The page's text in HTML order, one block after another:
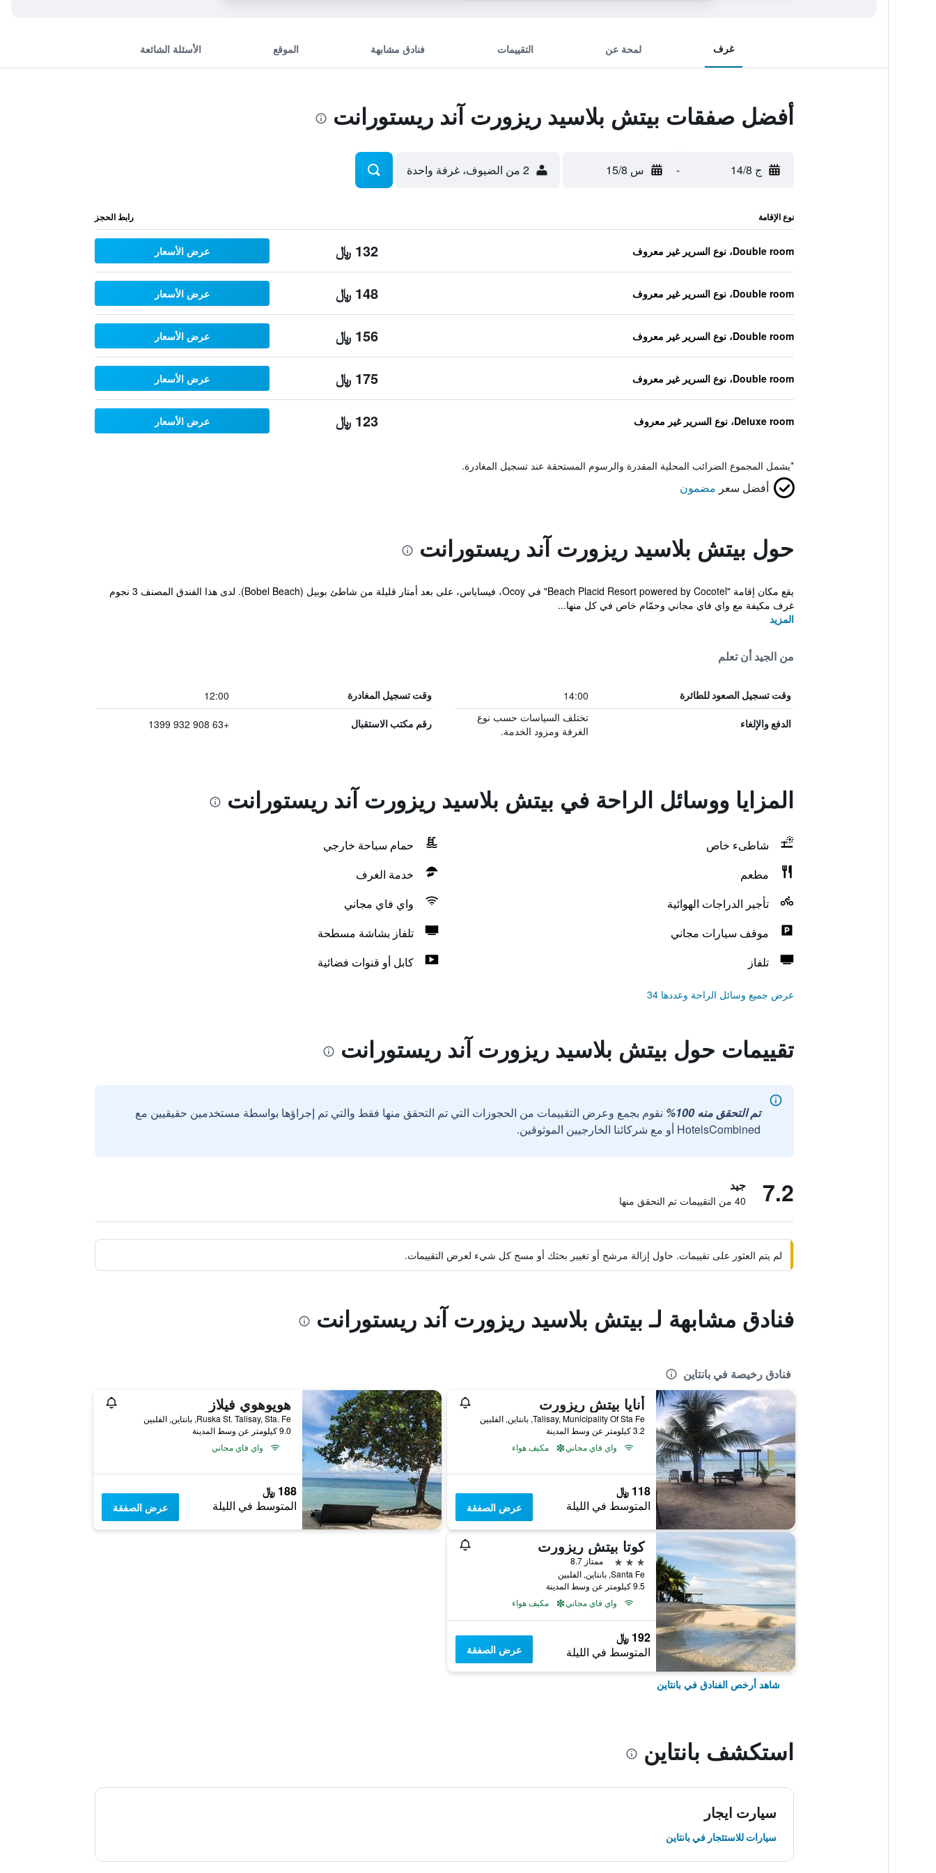
غرف لمحة عن التقييمات فنادق مشابهة الموقع الأسئلة الشائعة
أفضل صفقات بيتش بلاسيد ريزورت آند ريستورانت
ج 14/8 - س 15/8 2 من الضيوف، غرفة واحدة
نوع الإقامة رابط الحجز
Double room، نوع السرير غير معروف 132 ﷼ عرض الأسعار
Double room، نوع السرير غير معروف 148 ﷼ عرض الأسعار
Double room، نوع السرير غير معروف 156 ﷼ عرض الأسعار
Double room، نوع السرير غير معروف 175 ﷼ عرض الأسعار
Deluxe room، نوع السرير غير معروف 123 ﷼ عرض الأسعار
*يشمل المجموع الضرائب المحلية المقدرة والرسوم المستحقة عند تسجيل المغادرة.
أفضل سعر مضمون
حول بيتش بلاسيد ريزورت آند ريستورانت
يقع مكان إقامة "Beach Placid Resort powered by Cocotel" في Ocoy، فيساياس، على بعد أمتار قليلة من شاطئ بوبيل (Bobel Beach). لدى هذا الفندق المصنف 3 نجوم
غرف مكيفة مع واي فاي مجاني وحمّام خاص في كل منها...
المزيد
من الجيد أن تعلم
وقت تسجيل الصعود للطائرة 14:00 وقت تسجيل المغادرة 12:00
الدفع والإلغاء
تختلف السياسات حسب نوع
الغرفة ومزود الخدمة.
رقم مكتب الاستقبال +63 908 932 1399
المزايا ووسائل الراحة في بيتش بلاسيد ريزورت آند ريستورانت
شاطىء خاص
حمام سباحة خارجي
مطعم
خدمة الغرف
تأجير الدراجات الهوائية
واي فاي مجاني
موقف سيارات مجاني
تلفاز بشاشة مسطحة
تلفاز
كابل أو قنوات فضائية
عرض جميع وسائل الراحة وعددها 34
تقييمات حول بيتش بلاسيد ريزورت آند ريستورانت
تم التحقق منه 100%
نقوم بجمع وعرض التقييمات من الحجوزات التي تم التحقق منها فقط والتي تم إجراؤها بواسطة مستخدمين حقيقيين مع
HotelsCombined أو مع شركائنا الخارجيين الموثوقين.
7.2 جيد
40 من التقييمات تم التحقق منها
لم يتم العثور على تقييمات. حاول إزالة مرشح أو تغيير بحثك أو مسح كل شيء لعرض التقييمات.
فنادق مشابهة لـ بيتش بلاسيد ريزورت آند ريستورانت
فنادق رخيصة في بانتاين
أنايا بيتش ريزورت
Talisay, Municipality Of Sta Fe, بانتاين, الفلبين
3.2 كيلومتر عن وسط المدينة
واي فاي مجاني
مكيف هواء
118 ﷼
المتوسط في الليلة عرض الصفقة
هويوهوي فيلاز
Ruska St. Talisay, Sta. Fe, بانتاين, الفلبين
9.0 كيلومتر عن وسط المدينة
واي فاي مجاني
188 ﷼
المتوسط في الليلة عرض الصفقة
كوتا بيتش ريزورت
3 نجوم
ممتاز 8.7
Santa Fe, بانتاين, الفلبين
9.5 كيلومتر عن وسط المدينة
واي فاي مجاني
مكيف هواء
192 ﷼
المتوسط في الليلة عرض الصفقة
شاهد أرخص الفنادق في بانتاين
استكشف بانتاين
سيارت ايجار
سيارات للاستئجار في بانتاين